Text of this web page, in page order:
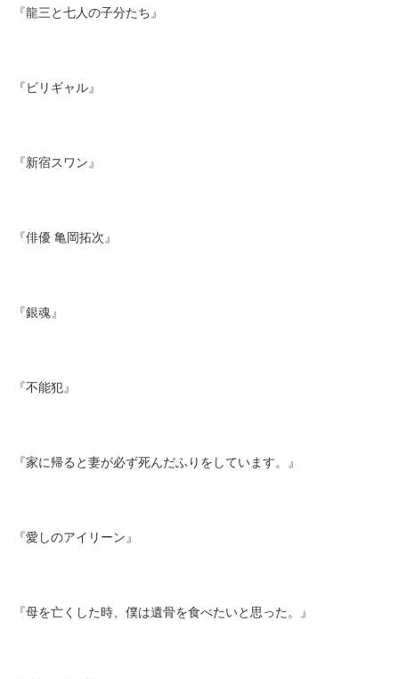
『龍三と七人の子分たち』
『ビリギャル』
『新宿スワン』
『俳優 亀岡拓次』
『銀魂』
『不能犯』
『家に帰ると妻が必ず死んだふりをしています。』
『愛しのアイリーン』
『母を亡くした時、僕は遺骨を食べたいと思った。』